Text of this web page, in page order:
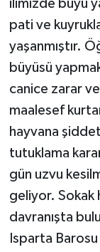
ilimizde büyü
pati ve
yaşanmıştır.
büyüsü
canice zarar
maalesef
hayvana
tutuklama
gün uzvu
geliyor. Sokak
davranışta
Isparta Barosu